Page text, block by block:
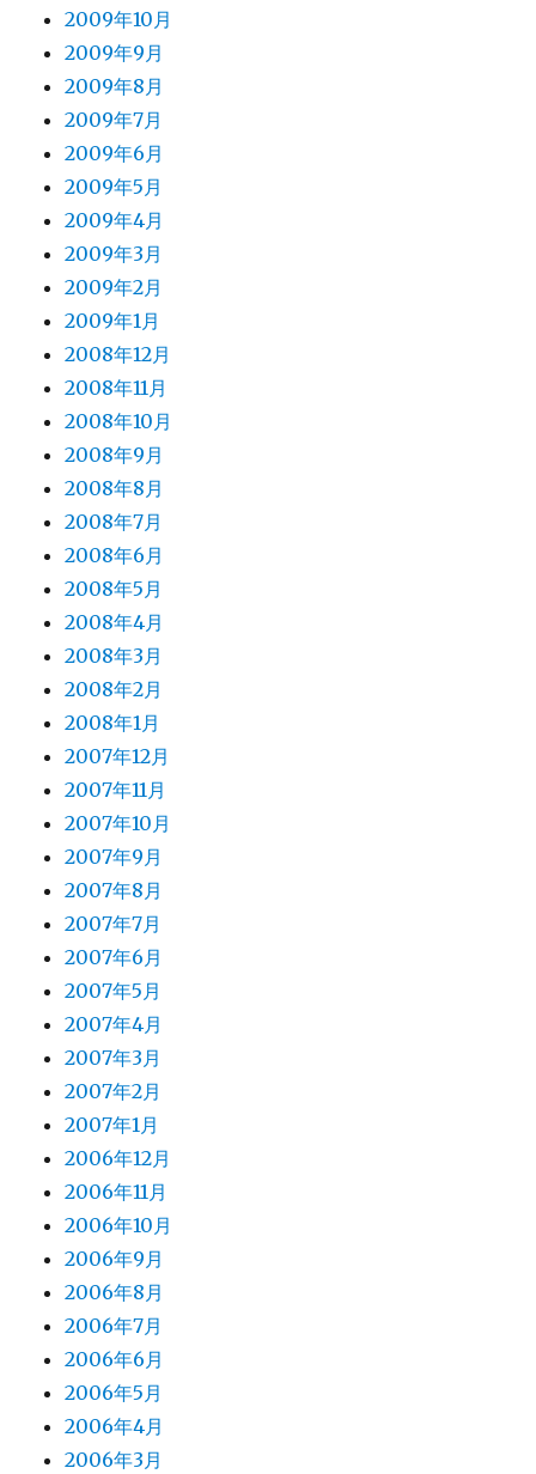
2009年10月
2009年9月
2009年8月
2009年7月
2009年6月
2009年5月
2009年4月
2009年3月
2009年2月
2009年1月
2008年12月
2008年11月
2008年10月
2008年9月
2008年8月
2008年7月
2008年6月
2008年5月
2008年4月
2008年3月
2008年2月
2008年1月
2007年12月
2007年11月
2007年10月
2007年9月
2007年8月
2007年7月
2007年6月
2007年5月
2007年4月
2007年3月
2007年2月
2007年1月
2006年12月
2006年11月
2006年10月
2006年9月
2006年8月
2006年7月
2006年6月
2006年5月
2006年4月
2006年3月